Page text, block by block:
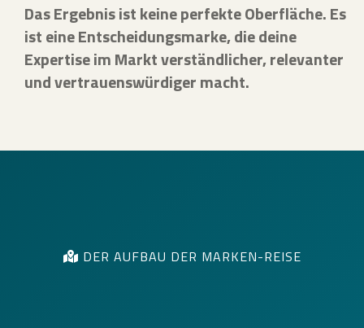
Das Ergebnis ist keine perfekte Oberfläche. Es
ist eine Entscheidungsmarke, die deine
Expertise im Markt verständlicher, relevanter
und vertrauenswürdiger macht.
DER AUFBAU DER MARKEN-REISE